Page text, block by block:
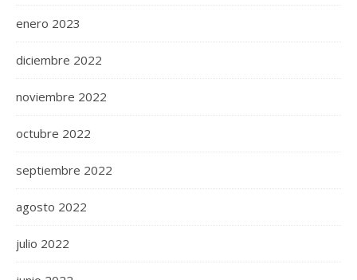
enero 2023
diciembre 2022
noviembre 2022
octubre 2022
septiembre 2022
agosto 2022
julio 2022